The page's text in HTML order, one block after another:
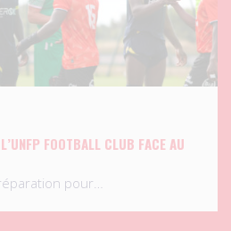
FOOTBALL CLUB FACE AU
pour…